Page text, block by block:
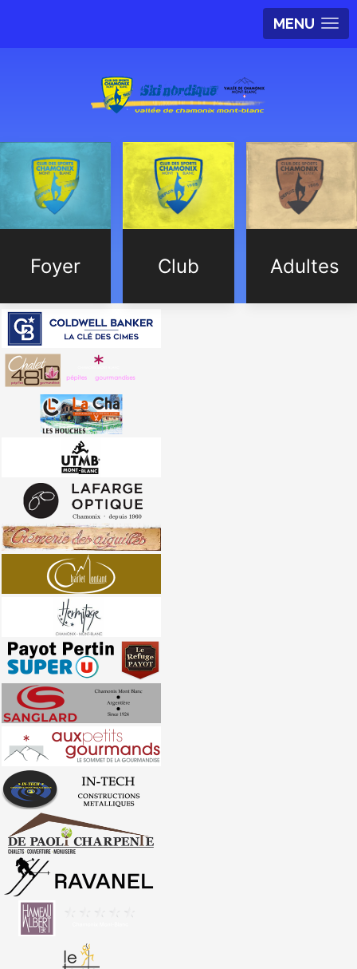
MENU
Foyer Club Adultes